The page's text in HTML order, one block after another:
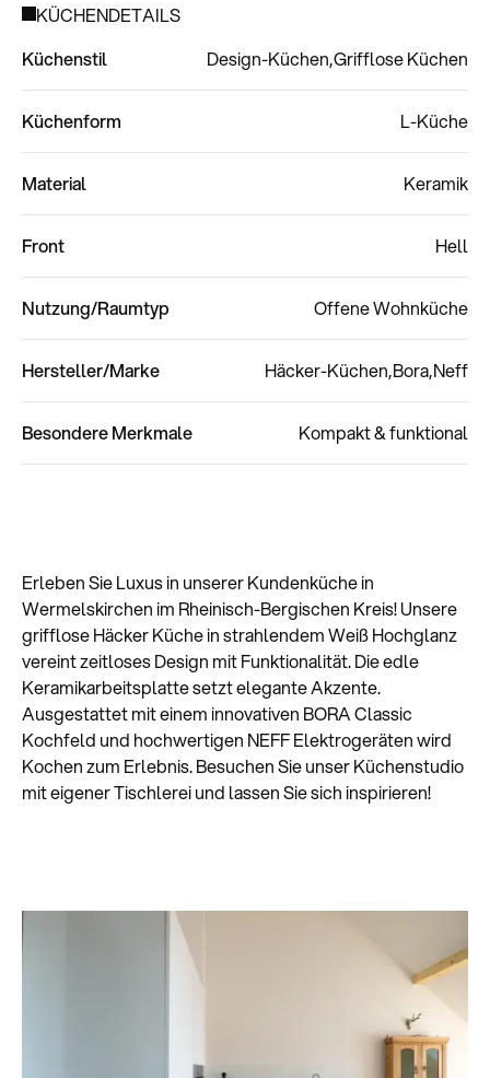
KÜCHENDETAILS
Küchenstil
Design-Küchen Grifflose Küchen
Küchenform L-Küche
Material Keramik
Front Hell
Nutzung/Raumtyp Offene Wohnküche
Hersteller/Marke Häcker-Küchen Bora Neff
Besondere Merkmale Kompakt & funktional
Erleben Sie Luxus in unserer Kundenküche in
Wermelskirchen im Rheinisch-Bergischen Kreis! Unsere
grifflose Häcker Küche in strahlendem Weiß Hochglanz
vereint zeitloses Design mit Funktionalität. Die edle
Keramikarbeitsplatte setzt elegante Akzente.
Ausgestattet mit einem innovativen BORA Classic
Kochfeld und hochwertigen NEFF Elektrogeräten wird
Kochen zum Erlebnis. Besuchen Sie unser Küchenstudio
mit eigener Tischlerei und lassen Sie sich inspirieren!